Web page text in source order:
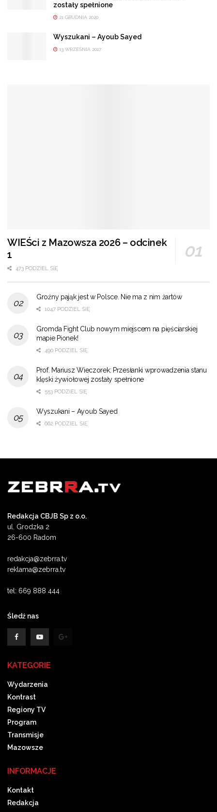
zostały spełnione
21 GRUDNIA 2020
Wyszukani – Ayoub Sayed
13 WRZEŚNIA 2017
WIEŚci z Mazowsza 2026 – odcinek
1
473 PODZIEL SIĘ
Groźny pająk jest w Polsce. Nie ma z nim żartów
1047 PODZIEL SIĘ
Gromda Fight Club nowym miejscem na pięściarskiej
mapie Pionek!
490 PODZIEL SIĘ
Prof. Mariusz Wieczorek: Przesłanki wprowadzenia stanu
klęski żywiołowej zostały spełnione
553 PODZIEL SIĘ
Wyszukani – Ayoub Sayed
662 PODZIEL SIĘ
Redakcja CBJB Sp z o.o.
ul. Grodzka 2
26-600 Radom
redakcja@zebrra.tv
reklama@zebrra.tv
tel: 669 888 444
Śledź nas
KATEGORIE
Wydarzenia
Kontrast
Regiony TV
Program
Transmisje
Mazowsze
INFORMACJE
Kontakt
Redakcja